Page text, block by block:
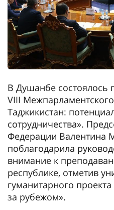
В Душанбе состоялось
VIII
Таджикистан:
сотрудничества».
Федерации Валентина
поблагодарила
внимание к
республике, отметив
гуманитарного
за рубежом».